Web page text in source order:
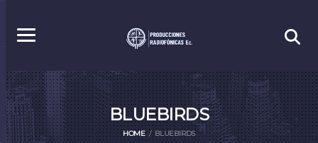
BLUEBIRDS
HOME BLUEBIRDS